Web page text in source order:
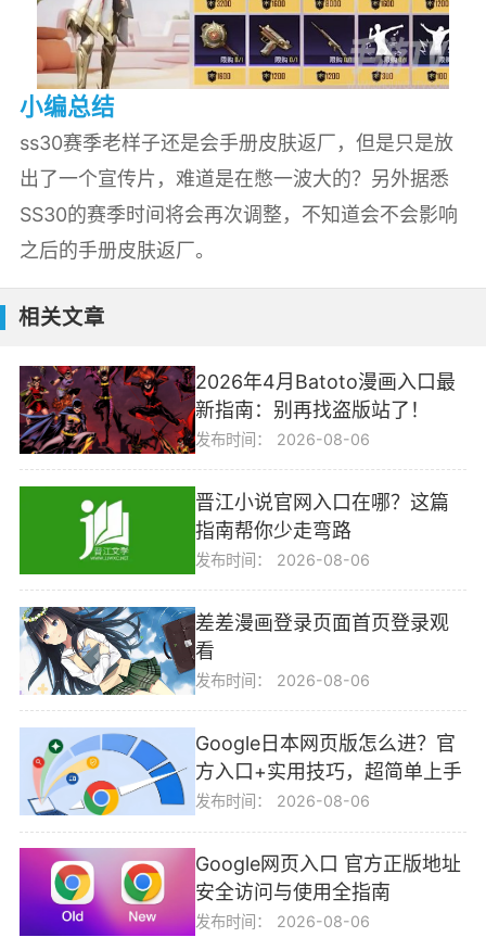
小编总结
ss30赛季老样子还是会手册皮肤返厂，但是只是放
出了一个宣传片，难道是在憋一波大的？另外据悉
SS30的赛季时间将会再次调整，不知道会不会影响
之后的手册皮肤返厂。
相关文章
2026年4月Batoto漫画入口最
新指南：别再找盗版站了！
发布时间： 2026-08-06
晋江小说官网入口在哪？这篇
指南帮你少走弯路
发布时间： 2026-08-06
差差漫画登录页面首页登录观
看
发布时间： 2026-08-06
Google日本网页版怎么进？官
方入口+实用技巧，超简单上手
发布时间： 2026-08-06
Google网页入口 官方正版地址
安全访问与使用全指南
发布时间： 2026-08-06